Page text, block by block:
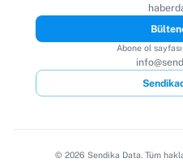
Abone ol sayfası·
© 2026 Sendika Data. Tüm